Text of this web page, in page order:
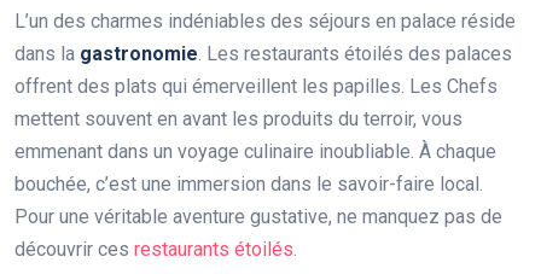
L’un des charmes indéniables des séjours en palace réside
dans la gastronomie . Les restaurants étoilés des palaces
offrent des plats qui émerveillent les papilles. Les Chefs
mettent souvent en avant les produits du terroir, vous
emmenant dans un voyage culinaire inoubliable. À chaque
bouchée, c’est une immersion dans le savoir-faire local.
Pour une véritable aventure gustative, ne manquez pas de
découvrir ces restaurants étoilés